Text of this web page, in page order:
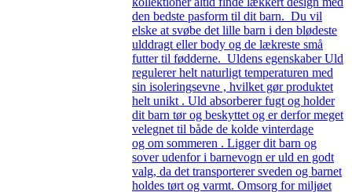
den bedste pasform til dit barn. Du vil
elske at svøbe det lille barn i den blødeste
ulddragt eller body og de lækreste små
futter til fødderne. Uldens egenskaber Uld
regulerer helt naturligt temperaturen med
sin isoleringsevne , hvilket gør produktet
helt unikt . Uld absorberer fugt og holder
dit barn tør og beskyttet og er derfor meget
velegnet til både de kolde vinterdage
og om sommeren . Ligger dit barn og
sover udenfor i barnevogn er uld en godt
valg, da det transporterer sveden og barnet
holdes tørt og varmt. Omsorg for miljøet